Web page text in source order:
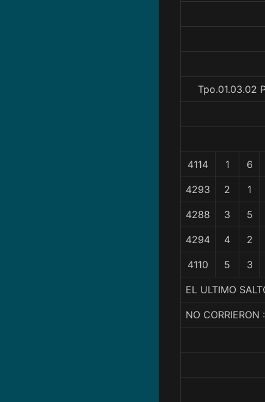
Tpo.01.03.02
4114 1 6
4293 2 1
4288 3 5
4294 4 2
4110 5 3
EL ULTIMO
NO